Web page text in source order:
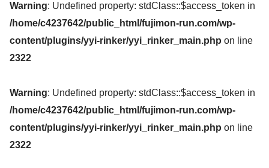
Warning: Undefined property: stdClass::$access_token in
/home/c4237642/public_html/fujimon-run.com/wp-
content/plugins/yyi-rinker/yyi_rinker_main.php on line
2322
Warning: Undefined property: stdClass::$access_token in
/home/c4237642/public_html/fujimon-run.com/wp-
content/plugins/yyi-rinker/yyi_rinker_main.php on line
2322